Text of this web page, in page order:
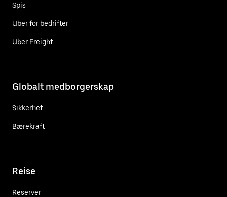
Spis
Uber for bedrifter
Uber Freight
Globalt medborgerskap
Sikkerhet
Bærekraft
Reise
Reserver